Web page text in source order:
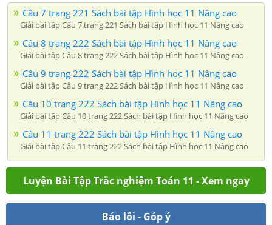
Câu 7 trang 221 Sách bài tập Hình học 11 Nâng cao
Giải bài tập Câu 7 trang 221 Sách bài tập Hình học 11 Nâng cao
Câu 8 trang 222 Sách bài tập Hình học 11 Nâng cao
Giải bài tập Câu 8 trang 222 Sách bài tập Hình học 11 Nâng cao
Câu 9 trang 222 Sách bài tập Hình học 11 Nâng cao
Giải bài tập Câu 9 trang 222 Sách bài tập Hình học 11 Nâng cao
Câu 10 trang 222 Sách bài tập Hình học 11 Nâng cao
Giải bài tập Câu 10 trang 222 Sách bài tập Hình học 11 Nâng cao
Câu 11 trang 222 Sách bài tập Hình học 11 Nâng cao
Giải bài tập Câu 11 trang 222 Sách bài tập Hình học 11 Nâng cao
Luyện Bài Tập Trắc nghiệm Toán 11 - Xem ngay
Báo lỗi - Góp ý